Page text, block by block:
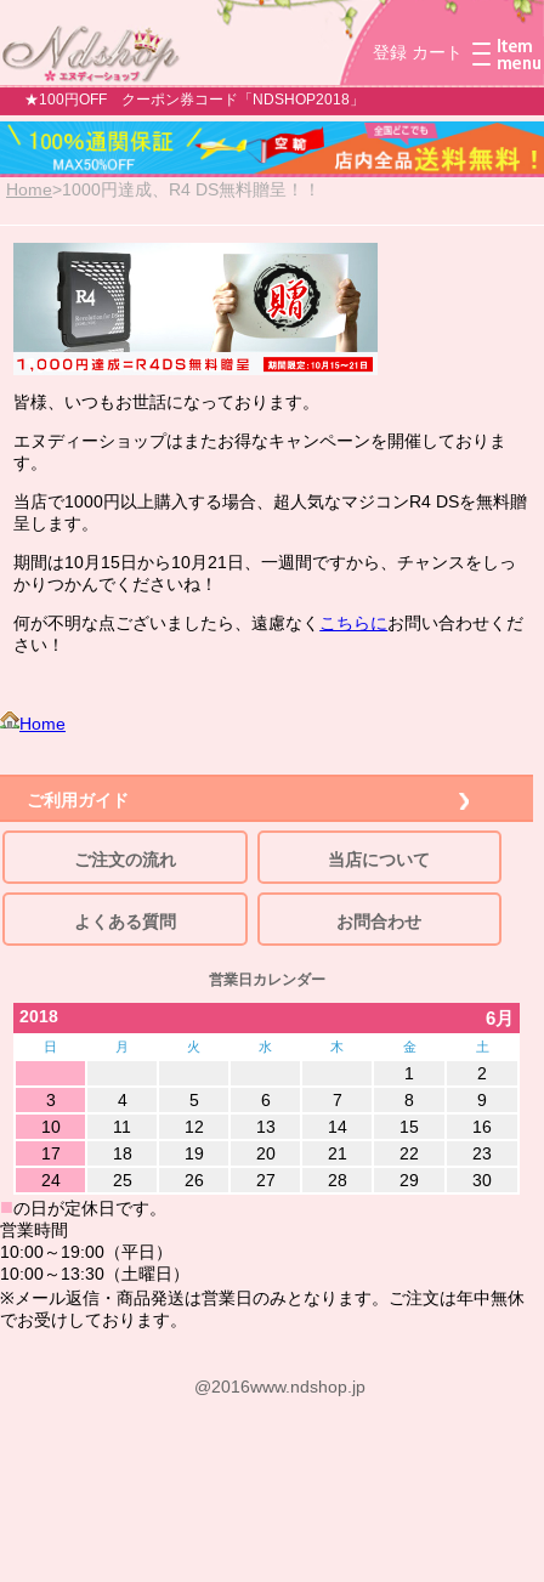
登録 カート
★100円OFF クーポン券コード「NDSHOP2018」
Home>1000円達成、R4 DS無料贈呈！！
皆様、いつもお世話になっております。
エヌディーショップはまたお得なキャンペーンを開催しておりま
す。
当店で1000円以上購入する場合、超人気なマジコンR4 DSを無料贈
呈します。
期間は10月15日から10月21日、一週間ですから、チャンスをしっ
かりつかんでくださいね！
何が不明な点ございましたら、遠慮なく こちらにお問い合わせくだ
さい！
Home
ご利用ガイド
ご注文の流れ 当店について
よくある質問 お問合わせ
営業日カレンダー
2018 6月
日 月 火 水 木 金 土
1
2
3
4 5 6 7 8
9
10
11 12 13 14 15
16
17
18 19 20 21 22
23
24
25 26 27 28 29 30
■の日が定休日です。
営業時間
10:00～19:00（平日）
10:00～13:30（土曜日）
※メール返信・商品発送は営業日のみとなります。ご注文は年中無休
でお受けしております。
@2016www.ndshop.jp